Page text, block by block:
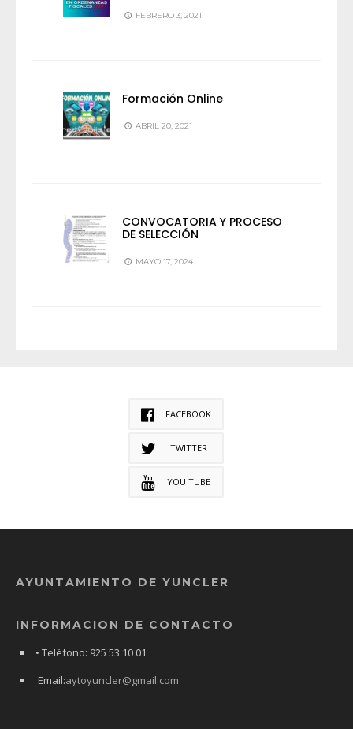
FEBRERO 3, 2021
Formación Online
ABRIL 20, 2021
CONVOCATORIA Y PROCESO
DE SELECCIÓN
MAYO 17, 2024
FACEBOOK
TWITTER
YOU TUBE
AYUNTAMIENTO DE YUNCLER
INFORMACION DE CONTACTO
• Teléfono: 925 53 10 01
Email:aytoyuncler@gmail.com